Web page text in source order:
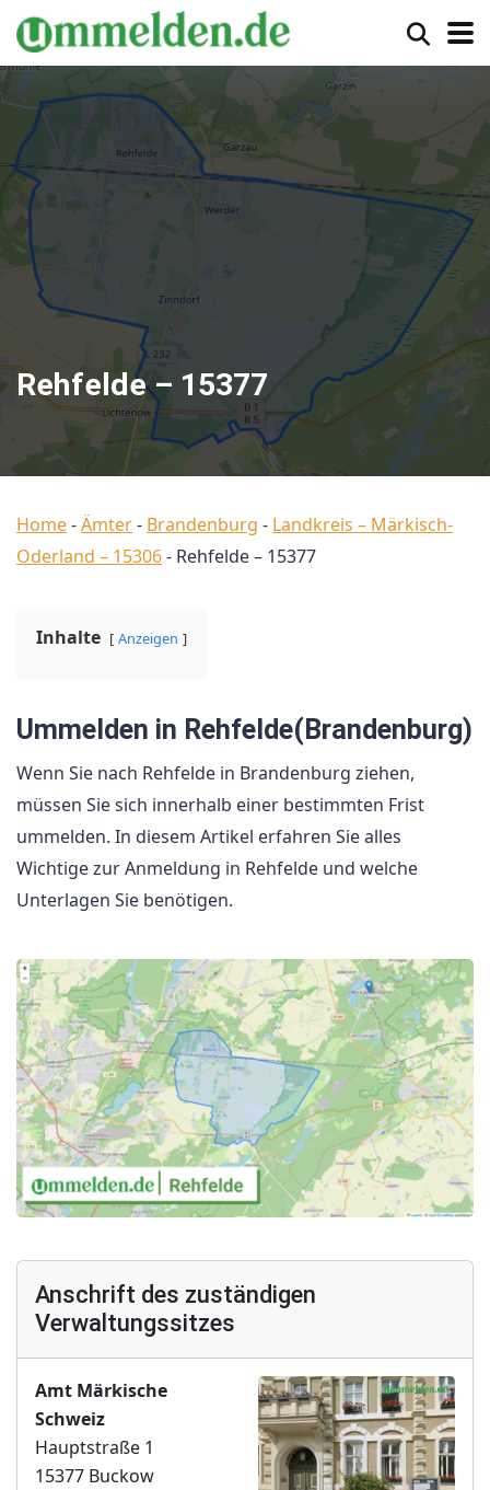
Rehfelde – 15377
Home-Ämter- Brandenburg - Landkreis – Märkisch-
Oderland – 15306- Rehfelde – 15377
Inhalte Anzeigen
Ummelden in Rehfelde(Brandenburg)
Wenn Sie nach Rehfelde in Brandenburg ziehen,
müssen Sie sich innerhalb einer bestimmten Frist
ummelden. In diesem Artikel erfahren Sie alles
Wichtige zur Anmeldung in Rehfelde und welche
Unterlagen Sie benötigen.
Anschrift des zuständigen
Verwaltungssitzes
Amt Märkische
Schweiz
Hauptstraße 1
15377 Buckow